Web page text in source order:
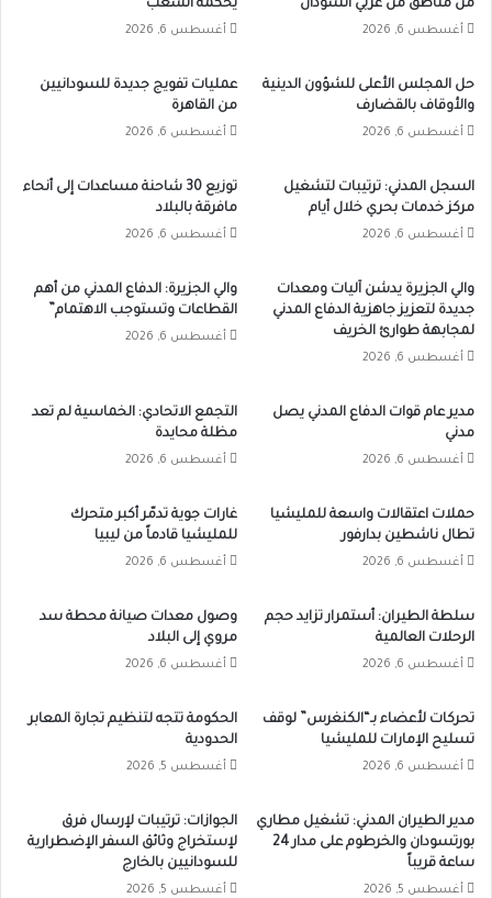
من مناطق من غربي السودان
أغسطس 6, 2026
يحكمه الشعب
أغسطس 6, 2026
حل المجلس الأعلى للشؤون الدينية
والأوقاف بالقضارف
أغسطس 6, 2026
عمليات تفويج جديدة للسودانيين
من القاهرة
أغسطس 6, 2026
السجل المدني: ترتيبات لتشغيل
مركز خدمات بحري خلال أيام
أغسطس 6, 2026
توزيع 30 شاحنة مساعدات إلى أنحاء
مافرقة بالبلاد
أغسطس 6, 2026
والي الجزيرة يدشن آليات ومعدات
جديدة لتعزيز جاهزية الدفاع المدني
لمجابهة طوارئ الخريف
أغسطس 6, 2026
والي الجزيرة: الدفاع المدني من أهم
القطاعات وتستوجب الاهتمام”
أغسطس 6, 2026
مدير عام قوات الدفاع المدني يصل
مدني
أغسطس 6, 2026
التجمع الاتحادي: الخماسية لم تعد
مظلة محايدة
أغسطس 6, 2026
حملات اعتقالات واسعة للمليشيا
تطال ناشطين بدارفور
أغسطس 6, 2026
غارات جوية تدمّر أكبر متحرك
للمليشيا قادماً من ليبيا
أغسطس 6, 2026
سلطة الطيران: أستمرار تزايد حجم
الرحلات العالمية
أغسطس 6, 2026
وصول معدات صيانة محطة سد
مروي إلى البلاد
أغسطس 6, 2026
تحركات لأعضاء بـ“الكنغرس” لوقف
تسليح الإمارات للمليشيا
أغسطس 6, 2026
الحكومة تتجه لتنظيم تجارة المعابر
الحدودية
أغسطس 5, 2026
مدير الطيران المدني: تشغيل مطاري
بورتسودان والخرطوم على مدار 24
ساعة قريباً
أغسطس 5, 2026
الجوازات: ترتيبات لإرسال فرق
لإستخراج وثائق السفر الإضطرارية
للسودانيين بالخارج
أغسطس 5, 2026